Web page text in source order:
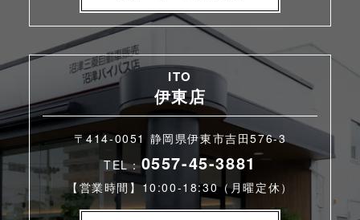
ITO
伊東店
〒414-0051 静岡県伊東市吉田576-3
TEL：0557-45-3881
【営業時間】10:00-18:30（月曜定休）